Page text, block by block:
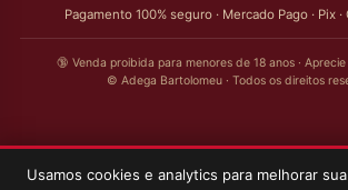
Usamos cookies e analytics para melhorar
Pagamento 100% seguro · Mercado Pago · Pix ·
🔞 Venda proibida para menores de 18 anos ·
© Adega Bartolomeu · Todos os direitos